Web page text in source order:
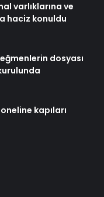
varlıklarına ve
haciz konuldu
dosyası
kapıları